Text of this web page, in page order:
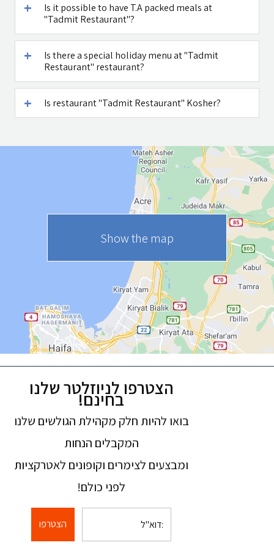
Is it possible to have T.A packed meals at
"Tadmit Restaurant"?
Is there a special holiday menu at "Tadmit
Restaurant" restaurant?
Is restaurant "Tadmit Restaurant" Kosher?
Show the map
הצטרפו לניוזלטר שלנו
בחינם!
בואו להיות חלק מקהילת הגולשים שלנו
המקבלים הנחות
ומבצעים לצימרים וקופונים לאטרקציות
לפני כולם!
הצטרפו